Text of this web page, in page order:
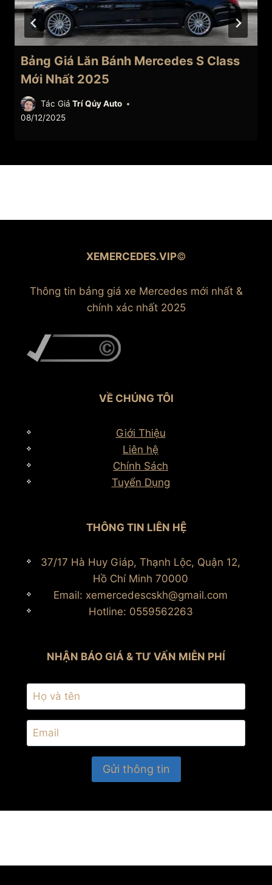
Bảng Giá Lăn Bánh Mercedes S Class
Mới Nhất 2025
Tác Giả Trí Qúy Auto
08/12/2025
XEMERCEDES.VIP©
Thông tin bảng giá xe Mercedes mới nhất &
chính xác nhất 2025
VỀ CHÚNG TÔI
Giới Thiệu
Liên hệ
Chính Sách
Tuyển Dụng
THÔNG TIN LIÊN HỆ
37/17 Hà Huy Giáp, Thạnh Lộc, Quận 12,
Hồ Chí Minh 70000
Email: xemercedescskh@gmail.com
Hotline: 0559562263
NHẬN BÁO GIÁ & TƯ VẤN MIỄN PHÍ